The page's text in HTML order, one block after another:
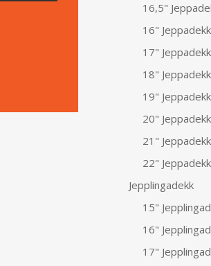
16,5"
16" Jeppadekk
17" Jeppadekk
18" Jeppadekk
19" Jeppadekk
20" Jeppadekk
21" Jeppadekk
22" Jeppadekk
Jepplingadekk
15"
16"
17"